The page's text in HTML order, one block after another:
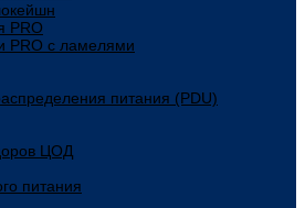
PRO
PRO с ламелями
питания (PDU)
ЦОД
питания